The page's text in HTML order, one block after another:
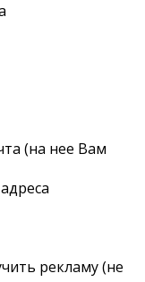
(на нее Вам
рекламу (не